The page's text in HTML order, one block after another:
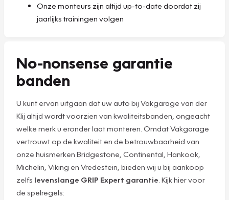
Onze monteurs zijn altijd up-to-date doordat zij
jaarlijks trainingen volgen
No-nonsense garantie
banden
U kunt ervan uitgaan dat uw auto bij Vakgarage van der
Klij altijd wordt voorzien van kwaliteitsbanden, ongeacht
welke merk u eronder laat monteren. Omdat Vakgarage
vertrouwt op de kwaliteit en de betrouwbaarheid van
onze huismerken Bridgestone, Continental, Hankook,
Michelin, Viking en Vredestein, bieden wij u bij aankoop
zelfs levenslange GRIP Expert garantie . Kijk hier voor
de spelregels: